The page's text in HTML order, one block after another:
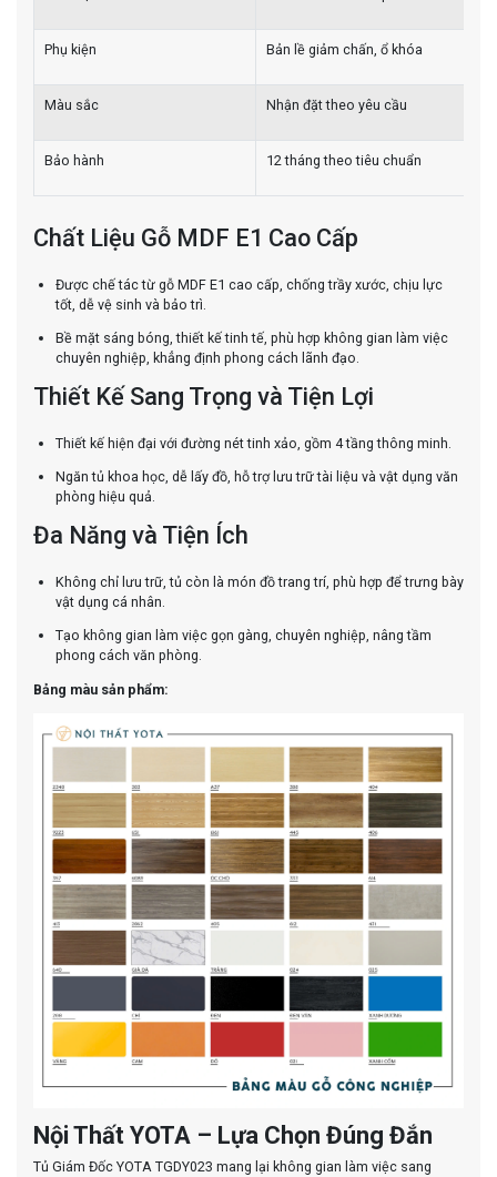
Phụ kiện Bản lề giảm chấn, ổ khóa
Màu sắc Nhận đặt theo yêu cầu
Bảo hành 12 tháng theo tiêu chuẩn
Chất Liệu Gỗ MDF E1 Cao Cấp
Được chế tác từ gỗ MDF E1 cao cấp, chống trầy xước, chịu lực
tốt, dễ vệ sinh và bảo trì.
Bề mặt sáng bóng, thiết kế tinh tế, phù hợp không gian làm việc
chuyên nghiệp, khẳng định phong cách lãnh đạo.
Thiết Kế Sang Trọng và Tiện Lợi
Thiết kế hiện đại với đường nét tinh xảo, gồm 4 tầng thông minh.
Ngăn tủ khoa học, dễ lấy đồ, hỗ trợ lưu trữ tài liệu và vật dụng văn
phòng hiệu quả.
Đa Năng và Tiện Ích
Không chỉ lưu trữ, tủ còn là món đồ trang trí, phù hợp để trưng bày
vật dụng cá nhân.
Tạo không gian làm việc gọn gàng, chuyên nghiệp, nâng tầm
phong cách văn phòng.
Bảng màu sản phẩm:
Nội Thất YOTA – Lựa Chọn Đúng Đắn
Tủ Giám Đốc YOTA TGDY023 mang lại không gian làm việc sang